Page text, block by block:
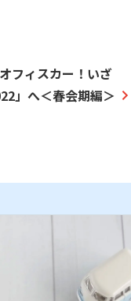
フィスカー！いざ
」へ＜春会期編＞